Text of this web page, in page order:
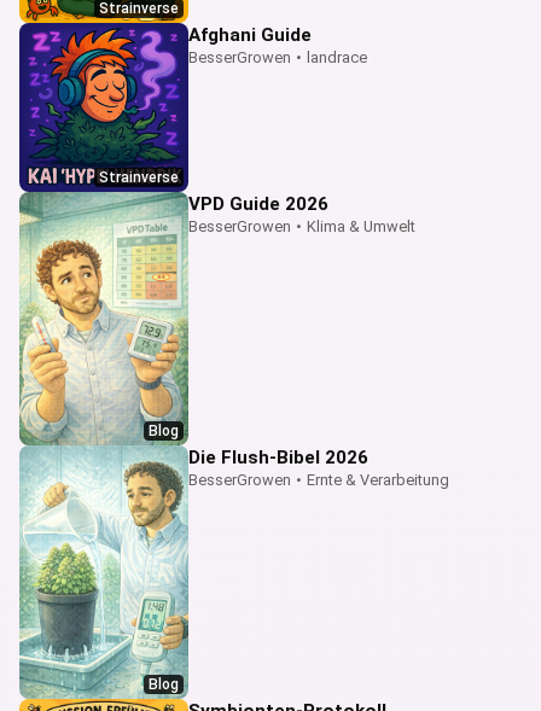
Strainverse
Strainverse
Afghani Guide
BesserGrowen • landrace
Blog
VPD Guide 2026
BesserGrowen • Klima & Umwelt
Blog
Die Flush-Bibel 2026
BesserGrowen • Ernte & Verarbeitung